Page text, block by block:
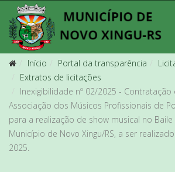
Início Portal da transparência
Extratos de licitações
Inexigibilidade nº 02/2025 -
Associação dos Músicos Profissionais de
para a realização de show musical no
Município de Novo Xingu/RS, a ser
2025.